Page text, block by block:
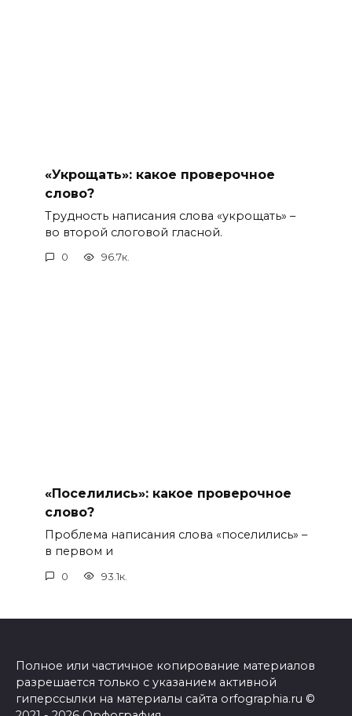
«Укрощать»: какое проверочное
слово?
Трудность написания слова «укрощать» –
во второй слоговой гласной.
0 96.7к.
«Поселились»: какое проверочное
слово?
Проблема написания слова «поселились» –
в первом и
0 93.1к.
Полное или частичное копирование материалов
разрешается только с указанием активной
гиперссылки на материалы сайта orfographia.ru ©